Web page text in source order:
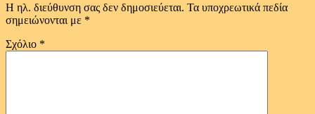
Η ηλ. διεύθυνση σας δεν δημοσιεύεται. Τα υποχρεωτικά πεδία
σημειώνονται με *
Σχόλιο *